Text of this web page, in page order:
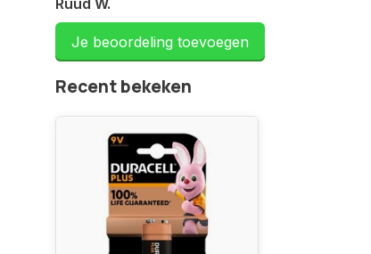
Ruud W.
Een aanrader doen wat ze aangeven met
tijd volgens opgave verstuurd en afgeleverd
Geplaatst op 13/10/2022
Georges L.
Zeer tevreden
Geplaatst op 03/10/2022
Je beoordeling toevoegen
Recent bekeken